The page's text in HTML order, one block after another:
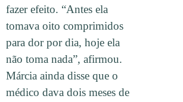
fazer efeito. “Antes ela
tomava oito comprimidos
para dor por dia, hoje ela
não toma nada”, afirmou.
Márcia ainda disse que o
médico dava dois meses de